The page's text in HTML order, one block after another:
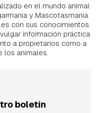
en el mundo animal
y Mascotasmania.
con sus conocimientos
información práctica
a propietarios como a
animales.
boletín